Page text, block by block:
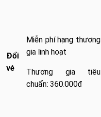
Đổi
vé
Miễn phí hạng thương
gia linh hoạt
Thương gia tiêu
chuẩn: 360.000đ